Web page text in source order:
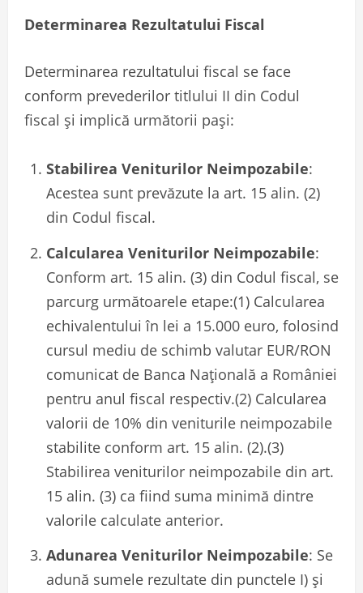
Determinarea Rezultatului Fiscal
Determinarea rezultatului fiscal se face
conform prevederilor titlului II din Codul
fiscal și implică următorii pași:
Stabilirea Veniturilor Neimpozabile:
Acestea sunt prevăzute la art. 15 alin. (2)
din Codul fiscal.
Calcularea Veniturilor Neimpozabile:
Conform art. 15 alin. (3) din Codul fiscal, se
parcurg următoarele etape:(1) Calcularea
echivalentului în lei a 15.000 euro, folosind
cursul mediu de schimb valutar EUR/RON
comunicat de Banca Națională a României
pentru anul fiscal respectiv.(2) Calcularea
valorii de 10% din veniturile neimpozabile
stabilite conform art. 15 alin. (2).(3)
Stabilirea veniturilor neimpozabile din art.
15 alin. (3) ca fiind suma minimă dintre
valorile calculate anterior.
Adunarea Veniturilor Neimpozabile: Se
adună sumele rezultate din punctele I) și